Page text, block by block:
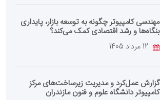
مهندسی کامپیوتر چگونه به توسعه بازار، پایداری
بنگاه‌ها و رشد اقتصادی کمک می‌کند؟
گزارش عمل‌کرد و مدیریت زیرساخت‌های مرکز
کامپیوتر دانشگاه علوم و فنون مازندران